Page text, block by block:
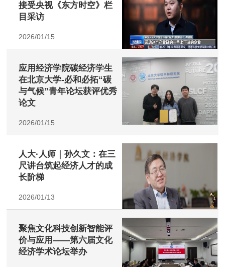
接受央视《东方时空》栏
目采访
2026/01/15
应用经济学院碳经济学生
在北京大学-必和必拓“碳
与气候”青年论坛获评优秀
论文
2026/01/15
人大·人师｜孙久文：在三
尺讲台筑起经济人才的成
长阶梯
2026/01/13
聚焦文化科技创新智能评
价与应用——第六届文化
经济学术论坛举办